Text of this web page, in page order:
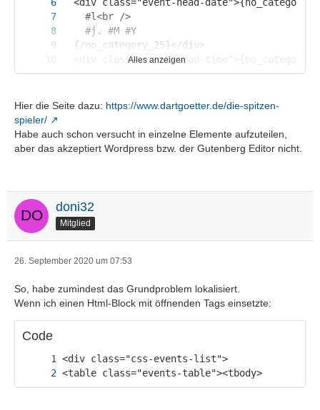
</div>
Alles anzeigen
Hier die Seite dazu: https://www.dartgoetter.de/die-spitzen-
spieler/
Habe auch schon versucht in einzelne Elemente aufzuteilen,
aber das akzeptiert Wordpress bzw. der Gutenberg Editor nicht.
doni32
Mitglied
26. September 2020 um 07:53
So, habe zumindest das Grundproblem lokalisiert.
Wenn ich einen Html-Block mit öffnenden Tags einsetzte:
Code
<table class="events-table"><tbody>